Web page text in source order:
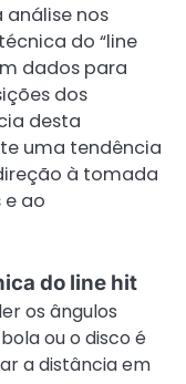
análise nos
do “line
dados para
dos
desta
uma tendência
à tomada
ao
do line hit
os ângulos
ou o disco é
a distância em